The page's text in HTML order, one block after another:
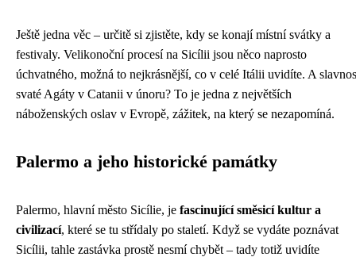
Ještě jedna věc – určitě si zjistěte, kdy se konají místní svátky a
festivaly. Velikonoční procesí na Sicílii jsou něco naprosto
úchvatného, možná to nejkrásnější, co v celé Itálii uvidíte. A
svaté Agáty v Catanii v únoru? To je jedna z největších
náboženských oslav v Evropě, zážitek, na který se nezapomíná.
Palermo a jeho historické památky
Palermo, hlavní město Sicílie, je fascinující směsicí kultur a
civilizací, které se tu střídaly po staletí. Když se vydáte poznávat
Sicílii, tahle zastávka prostě nesmí chybět – tady totiž uvidíte